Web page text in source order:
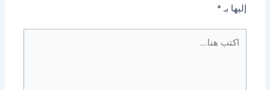
إليها بـ*